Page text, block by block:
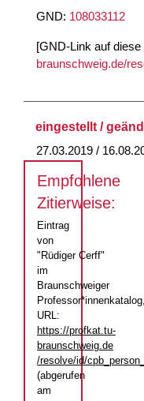
GND: 108033112
[GND-Link auf diese
braunschweig.de/
eingestellt /
27.03.2019 /
Empfohlene
Zitierweise:
Eintrag
von
"Rüdiger Cerff"
im
Braunschweiger
Professor*innenkatalog,
URL:
https://profkat.tu-
braunschweig.de
/resolve/id/
(abgerufen
am